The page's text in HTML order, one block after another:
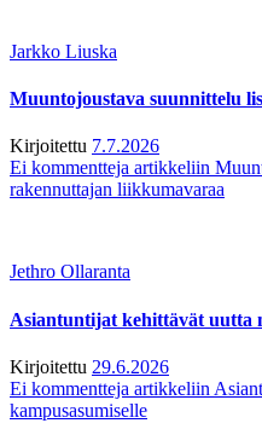
Jarkko Liuska
Muuntojoustava suunnittelu
Kirjoitettu 7.7.2026
Ei kommentteja artikkeliin
rakennuttajan liikkumavaraa
Jethro Ollaranta
Asiantuntijat kehittävät uutta
Kirjoitettu 29.6.2026
Ei kommentteja artikkeliin
kampusasumiselle